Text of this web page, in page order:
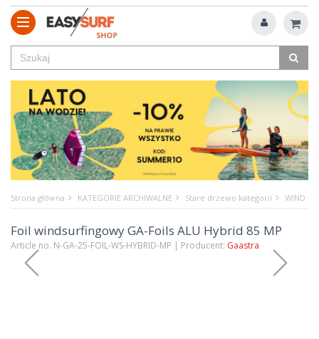
Strona główna KATEGORIE ARCHIWALNE Stare drzewo kategorii WIND
Foil windsurfingowy GA-Foils ALU Hybrid 85 MP
Article no. N-GA-25-FOIL-WS-HYBRID-MP | Producent: Gaastra